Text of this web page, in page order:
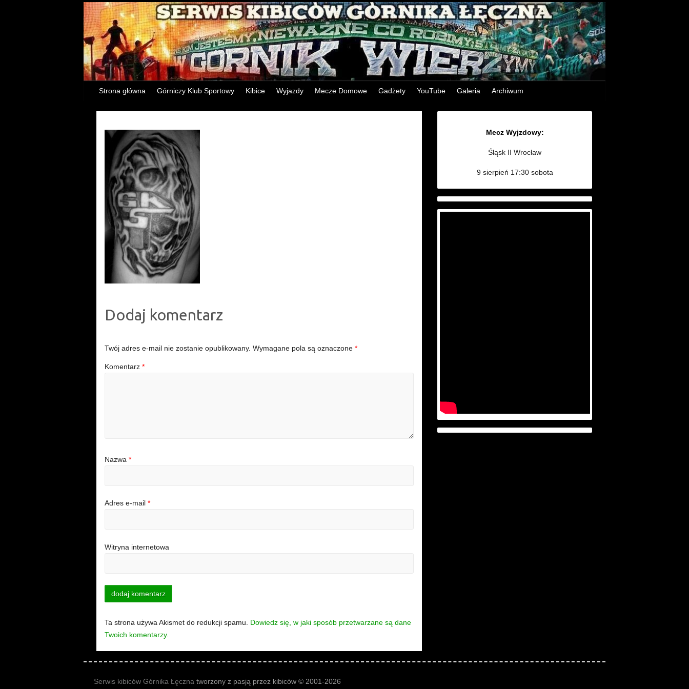
Strona główna Górniczy Klub Sportowy Kibice Wyjazdy Mecze Domowe Gadżety YouTube Galeria Archiwum
Dodaj komentarz
Twój adres e-mail nie zostanie opublikowany. Wymagane pola są oznaczone*
Komentarz*
Nazwa*
Adres e-mail*
Witryna internetowa
Ta strona używa Akismet do redukcji spamu. Dowiedz się, w jaki sposób przetwarzane są dane
Twoich komentarzy.
Mecz Wyjzdowy:
Śląsk II Wrocław
9 sierpień 17:30 sobota
Serwis kibiców Górnika Łęczna tworzony z pasją przez kibiców © 2001-2026